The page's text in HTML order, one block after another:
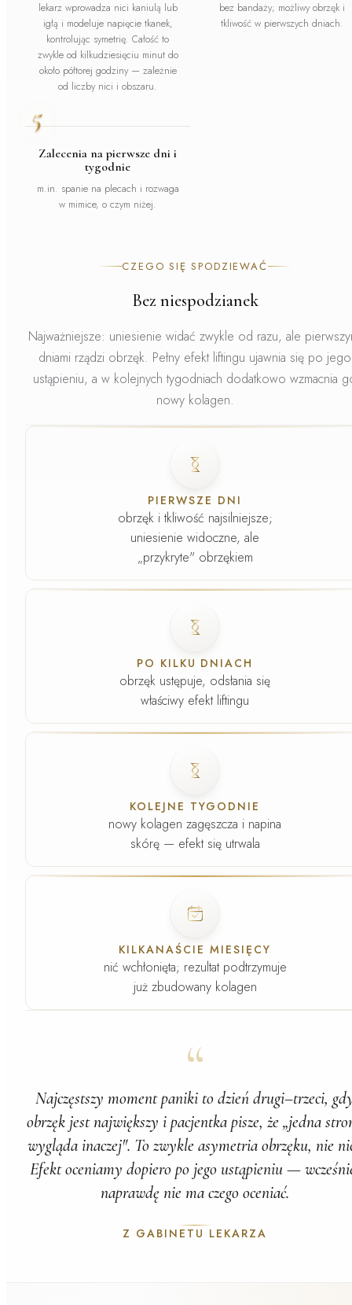
lekarz wprowadza nici kaniulą lub
igłą i modeluje napięcie tkanek,
kontrolując symetrię. Całość to
zwykle od kilkudziesięciu minut do
około półtorej godziny — zależnie
od liczby nici i obszaru.
bez bandaży; możliwy obrzęk i
tkliwość w pierwszych dniach.
5
Zalecenia na pierwsze dni i
tygodnie
m.in. spanie na plecach i rozwaga
w mimice, o czym niżej.
CZEGO SIĘ SPODZIEWAĆ
Bez niespodzianek
Najważniejsze: uniesienie widać zwykle od razu, ale
dniami rządzi obrzęk. Pełny efekt liftingu ujawnia się po jego
ustąpieniu, a w kolejnych tygodniach dodatkowo wzmacnia
nowy kolagen.
PIERWSZE DNI
obrzęk i tkliwość najsilniejsze;
uniesienie widoczne, ale
„przykryte" obrzękiem
PO KILKU DNIACH
obrzęk ustępuje, odsłania się
właściwy efekt liftingu
KOLEJNE TYGODNIE
nowy kolagen zagęszcza i napina
skórę — efekt się utrwala
KILKANAŚCIE MIESIĘCY
nić wchłonięta; rezultat podtrzymuje
już zbudowany kolagen
“
Najczęstszy moment paniki to dzień drugi–trzeci,
obrzęk jest największy i pacjentka pisze, że „jedna
wygląda inaczej". To zwykle asymetria obrzęku, nie
Efekt oceniamy dopiero po jego ustąpieniu —
naprawdę nie ma czego oceniać.
Z GABINETU LEKARZA